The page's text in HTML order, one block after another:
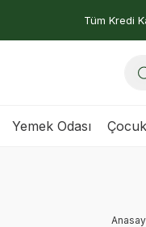
Tüm Kredi
Yemek Odası